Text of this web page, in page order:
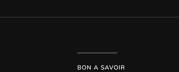
BON A SAVOIR